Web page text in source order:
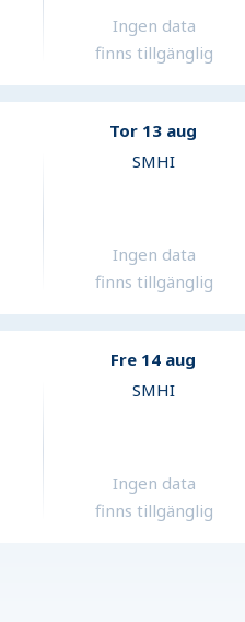
Ingen data
finns tillgänglig
Tor 13 aug
SMHI
Ingen data
finns tillgänglig
Fre 14 aug
SMHI
Ingen data
finns tillgänglig